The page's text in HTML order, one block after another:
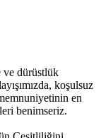
ve dürüstlük
koşulsuz
en
benimseriz.